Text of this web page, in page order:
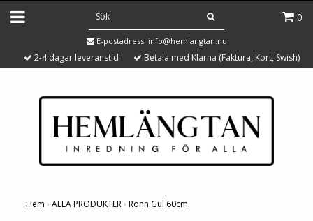
0
E-postadress: info@hemlangtan.nu
2-4 dagar leveranstid Betala med Klarna (Faktura, Kort, Swish)
Hem › ALLA PRODUKTER› Rönn Gul 60cm